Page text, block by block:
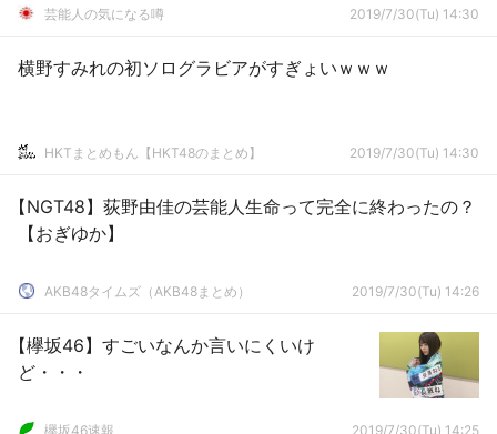
芸能人の気になる噂 2019/7/30(Tu) 14:30
横野すみれの初ソログラビアがすぎょいｗｗｗ
HKTまとめもん【HKT48のまとめ】 2019/7/30(Tu) 14:30
【NGT48】荻野由佳の芸能人生命って完全に終わったの？
【おぎゆか】
AKB48タイムズ（AKB48まとめ） 2019/7/30(Tu) 14:26
【欅坂46】すごいなんか言いにくいけ
ど・・・
欅坂46速報 2019/7/30(Tu) 14:25